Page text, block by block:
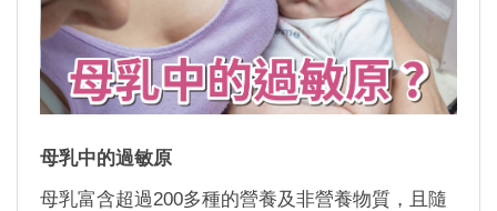
母乳中的過敏原
母乳富含超過200多種的營養及非營養物質，且隨